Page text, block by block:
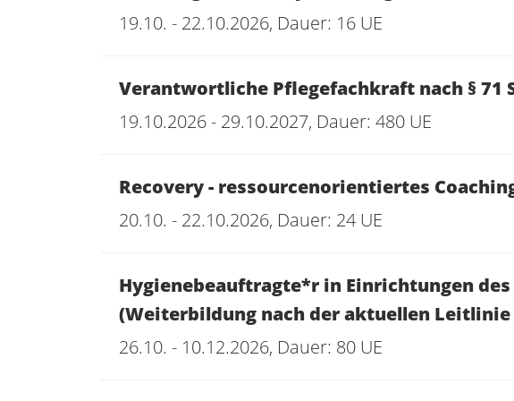
19.10. - 22.10.2026, Dauer: 16 UE
Verantwortliche Pflegefachkraft nach § 71
19.10.2026 - 29.10.2027, Dauer: 480 UE
Recovery - ressourcenorientiertes
20.10. - 22.10.2026, Dauer: 24 UE
Hygienebeauftragte*r in Einrichtungen
(Weiterbildung nach der aktuellen Leitlinie
26.10. - 10.12.2026, Dauer: 80 UE